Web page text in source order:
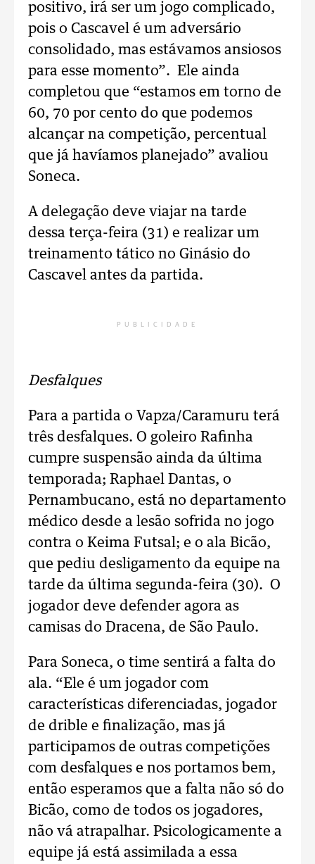
positivo, irá ser um jogo complicado,
pois o Cascavel é um adversário
consolidado, mas estávamos ansiosos
para esse momento”. Ele ainda
completou que “estamos em torno de
60, 70 por cento do que podemos
alcançar na competição, percentual
que já havíamos planejado” avaliou
Soneca.
A delegação deve viajar na tarde
dessa terça-feira (31) e realizar um
treinamento tático no Ginásio do
Cascavel antes da partida.
PUBLICIDADE
Desfalques
Para a partida o Vapza/Caramuru terá
três desfalques. O goleiro Rafinha
cumpre suspensão ainda da última
temporada; Raphael Dantas, o
Pernambucano, está no departamento
médico desde a lesão sofrida no jogo
contra o Keima Futsal; e o ala Bicão,
que pediu desligamento da equipe na
tarde da última segunda-feira (30). O
jogador deve defender agora as
camisas do Dracena, de São Paulo.
Para Soneca, o time sentirá a falta do
ala. “Ele é um jogador com
características diferenciadas, jogador
de drible e finalização, mas já
participamos de outras competições
com desfalques e nos portamos bem,
então esperamos que a falta não só do
Bicão, como de todos os jogadores,
não vá atrapalhar. Psicologicamente a
equipe já está assimilada a essa